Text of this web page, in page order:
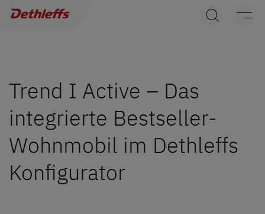
Wohnmobile
Camper Vans
Dethleffs Original Zubehör
Service
Trend I Active – Das
integrierte Bestseller-
Wohnmobil im Dethleffs
Konfigurator